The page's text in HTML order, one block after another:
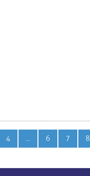
4 ... 6 7 8